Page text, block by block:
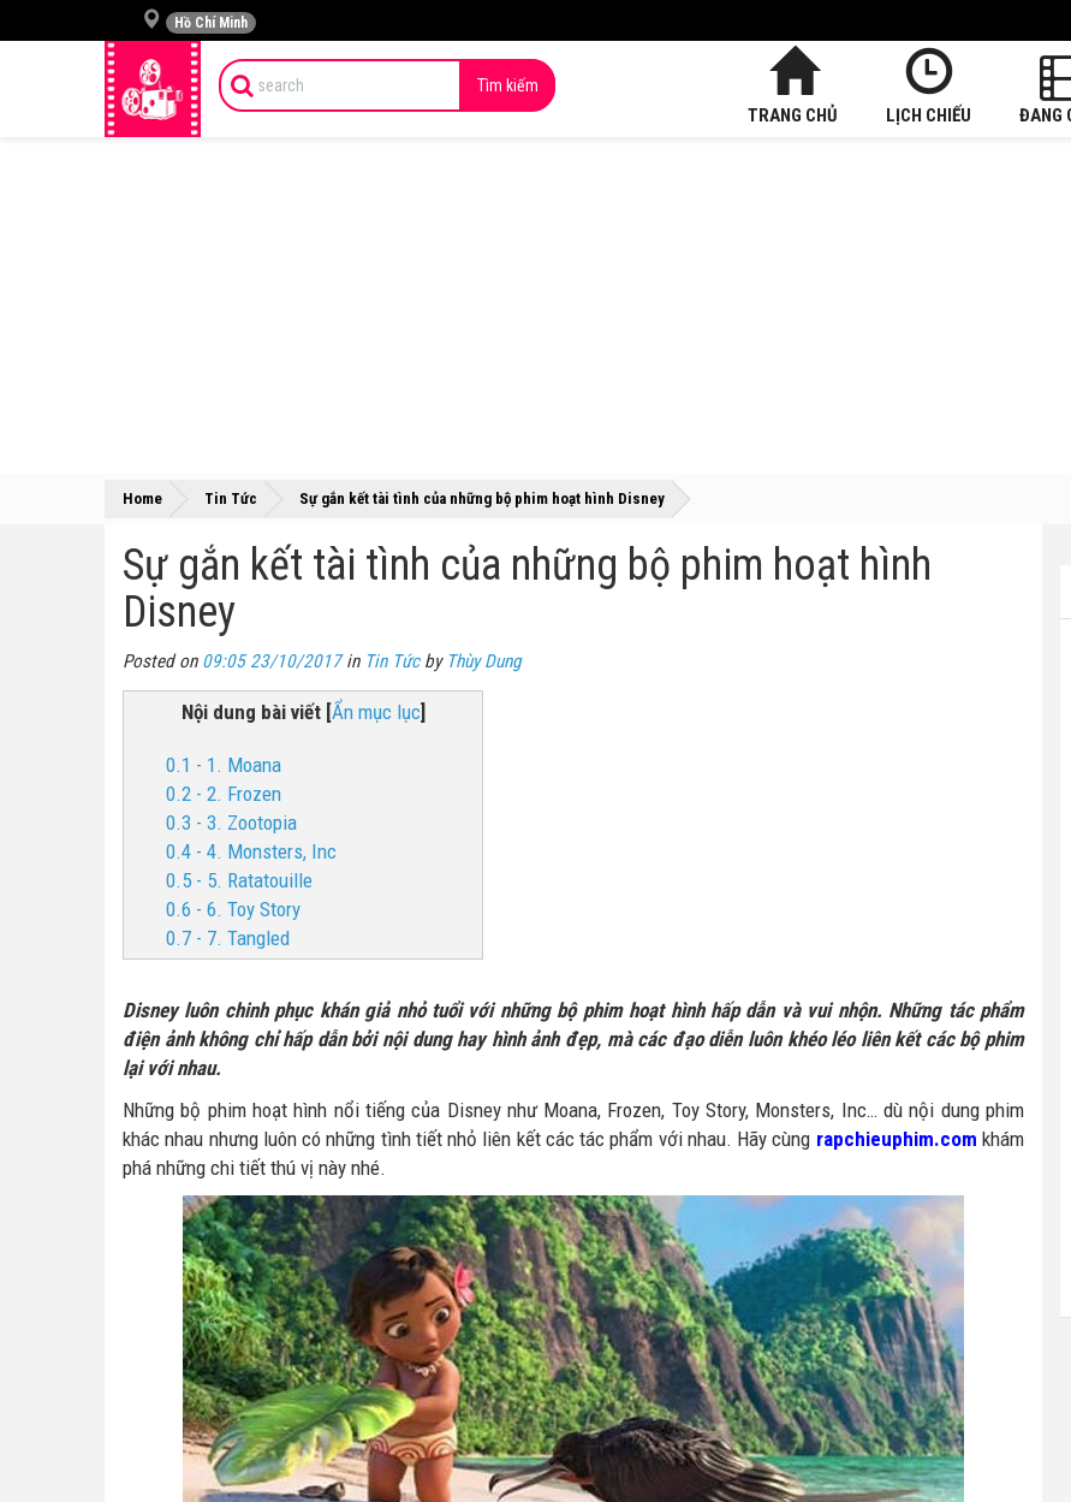
Hồ Chí Minh
Tìm kiếm
TRANG CHỦ LỊCH CHIẾU ĐANG
Home »
Tin Tức »
Sự gắn kết tài tình của những bộ phim hoạt hình Disney
Sự gắn kết tài tình của những bộ phim hoạt hình
Disney
Posted on 09:05 23/10/2017in Tin Tứcby Thùy Dung
Nội dung bài viết[Ẩn mục lục]
0.1 - 1. Moana
0.2 - 2. Frozen
0.3 - 3. Zootopia
0.4 - 4. Monsters, Inc
0.5 - 5. Ratatouille
0.6 - 6. Toy Story
0.7 - 7. Tangled
Disney luôn chinh phục khán giả nhỏ tuổi với những bộ phim hoạt hình hấp dẫn và vui nhộn. Những tác phẩm
điện ảnh không chỉ hấp dẫn bởi nội dung hay hình ảnh đẹp, mà các đạo diễn luôn khéo léo liên kết các bộ phim
lại với nhau.
Những bộ phim hoạt hình nổi tiếng của Disney như Moana, Frozen, Toy Story, Monsters, Inc… dù nội dung phim
khác nhau nhưng luôn có những tình tiết nhỏ liên kết các tác phẩm với nhau. Hãy cùng rapchieuphim.com khám
phá những chi tiết thú vị này nhé.